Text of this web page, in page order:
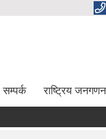
सम्पर्क राष्ट्रिय